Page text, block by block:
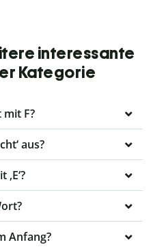
interessante
Kategorie
F?
aus?
Anfang?